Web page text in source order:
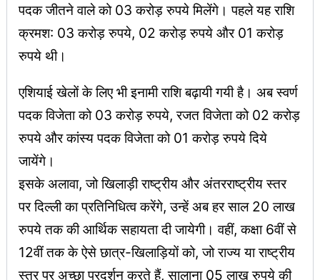
पदक जीतने वाले को 03 करोड़ रुपये मिलेंगे। पहले यह राशि
क्रमश: 03 करोड़ रुपये, 02 करोड़ रुपये और 01 करोड़
रुपये थी।
एशियाई खेलों के लिए भी इनामी राशि बढ़ायी गयी है। अब स्वर्ण
पदक विजेता को 03 करोड़ रुपये, रजत विजेता को 02 करोड़
रुपये और कांस्य पदक विजेता को 01 करोड़ रुपये दिये
जायेंगे।
इसके अलावा, जो खिलाड़ी राष्ट्रीय और अंतरराष्ट्रीय स्तर
पर दिल्ली का प्रतिनिधित्व करेंगे, उन्हें अब हर साल 20 लाख
रुपये तक की आर्थिक सहायता दी जायेगी। वहीं, कक्षा 6वीं से
12वीं तक के ऐसे छात्र-खिलाड़ियों को, जो राज्य या राष्ट्रीय
स्तर पर अच्छा प्रदर्शन करते हैं, सालाना 05 लाख रुपये की